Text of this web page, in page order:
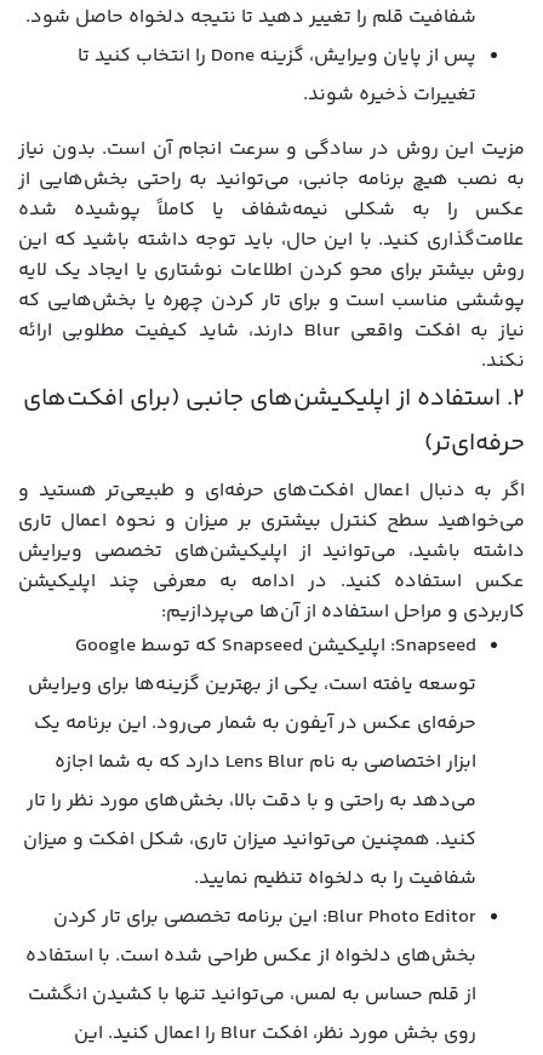
شفافیت قلم را تغییر دهید تا نتیجه دلخواه حاصل شود.
پس از پایان ویرایش، گزینه Done را انتخاب کنید تا
تغییرات ذخیره شوند.
مزیت این روش در سادگی و سرعت انجام آن است. بدون نیاز
به نصب هیچ برنامه جانبی، می‌توانید به راحتی بخش‌هایی از
عکس را به شکلی نیمه‌شفاف یا کاملاً پوشیده شده
علامت‌گذاری کنید. با این حال، باید توجه داشته باشید که این
روش بیشتر برای محو کردن اطلاعات نوشتاری یا ایجاد یک لایه
پوششی مناسب است و برای تار کردن چهره یا بخش‌هایی که
نیاز به افکت واقعی Blur دارند، شاید کیفیت مطلوبی ارائه
نکند.
۲. استفاده از اپلیکیشن‌های جانبی (برای افکت‌های
حرفه‌ای‌تر)
اگر به دنبال اعمال افکت‌های حرفه‌ای و طبیعی‌تر هستید و
می‌خواهید سطح کنترل بیشتری بر میزان و نحوه اعمال تاری
داشته باشید، می‌توانید از اپلیکیشن‌های تخصصی ویرایش
عکس استفاده کنید. در ادامه به معرفی چند اپلیکیشن
کاربردی و مراحل استفاده از آن‌ها می‌پردازیم:
Snapseed: اپلیکیشن Snapseed که توسط Google
توسعه یافته است، یکی از بهترین گزینه‌ها برای ویرایش
حرفه‌ای عکس در آیفون به شمار می‌رود. این برنامه یک
ابزار اختصاصی به نام Lens Blur دارد که به شما اجازه
می‌دهد به راحتی و با دقت بالا، بخش‌های مورد نظر را تار
کنید. همچنین می‌توانید میزان تاری، شکل افکت و میزان
شفافیت را به دلخواه تنظیم نمایید.
Blur Photo Editor: این برنامه تخصصی برای تار کردن
بخش‌های دلخواه از عکس طراحی شده است. با استفاده
از قلم حساس به لمس، می‌توانید تنها با کشیدن انگشت
روی بخش مورد نظر، افکت Blur را اعمال کنید. این